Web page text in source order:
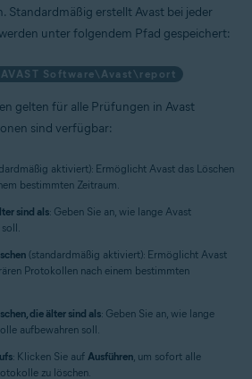
Standardmäßig erstellt Avast bei jeder
unter folgendem Pfad gespeichert:
Software\Avast\report
gelten für alle Prüfungen in Avast
sind verfügbar:
aktiviert): Ermöglicht Avast das Löschen
bestimmten Zeitraum.
sind als: Geben Sie an, wie lange Avast
(standardmäßig aktiviert): Ermöglicht Avast
Protokollen nach einem bestimmten
die älter sind als: Geben Sie an, wie lange
aufbewahren soll.
: Klicken Sie auf Ausführen, um sofort alle
zu löschen.